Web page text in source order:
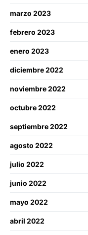
marzo 2023
febrero 2023
enero 2023
diciembre 2022
noviembre 2022
octubre 2022
septiembre 2022
agosto 2022
julio 2022
junio 2022
mayo 2022
abril 2022